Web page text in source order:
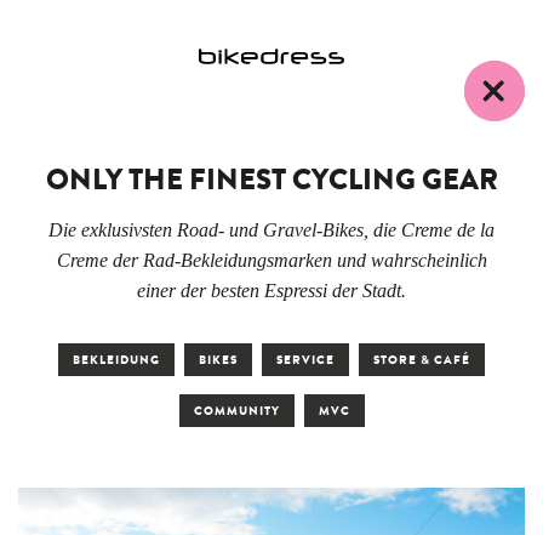
ONLY THE FINEST CYCLING GEAR
Die exklusivsten Road- und Gravel-Bikes, die Creme de la
Creme der Rad-Bekleidungsmarken und wahrscheinlich
einer der besten Espressi der Stadt.
BEKLEIDUNG BIKES SERVICE STORE & CAFÉ
COMMUNITY MVC